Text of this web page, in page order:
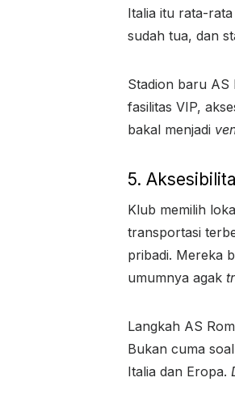
Italia itu rata-
sudah tua, dan
Stadion baru AS
fasilitas VIP,
bakal menjadi
5.
Klub memilih
transportasi
pribadi. Mereka
umumnya agak
Langkah AS
Bukan cuma
Italia dan Eropa.